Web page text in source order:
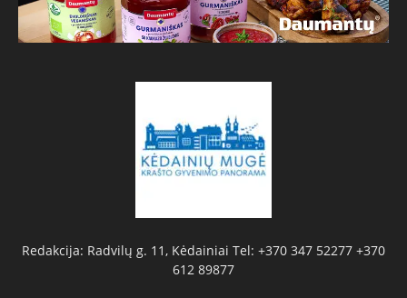
Redakcija: Radvilų g. 11, Kėdainiai Tel: +370 347 52277 +370
612 89877